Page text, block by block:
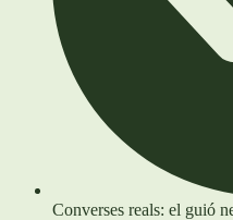
Converses reals: el guió